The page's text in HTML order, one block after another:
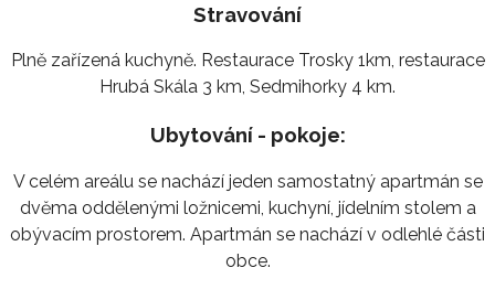
Stravování
Plně zařízená kuchyně. Restaurace Trosky 1km, restaurace
Hrubá Skála 3 km, Sedmihorky 4 km.
Ubytování - pokoje:
V celém areálu se nachází jeden samostatný apartmán se
dvěma oddělenými ložnicemi, kuchyní, jídelním stolem a
obývacím prostorem. Apartmán se nachází v odlehlé části
obce.